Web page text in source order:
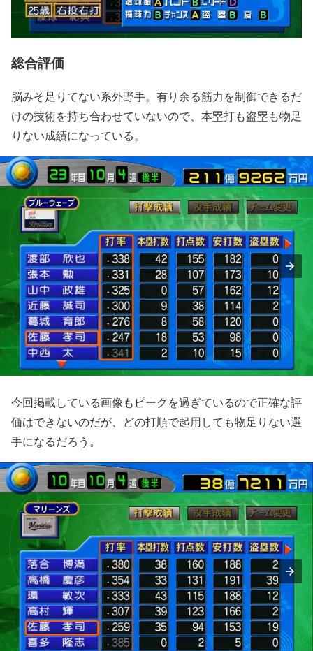
総合評価
脳みそ足りてない系外野手。有り余る筋力を制御できるだ
けの技術を持ち合わせていないので、本塁打も盗塁も物足
りない成績になっている。
今回掲載している画像もピークを過ぎているので正確な評
価はできないのだが、どの打順で起用しても物足りない選
手になるだろう。